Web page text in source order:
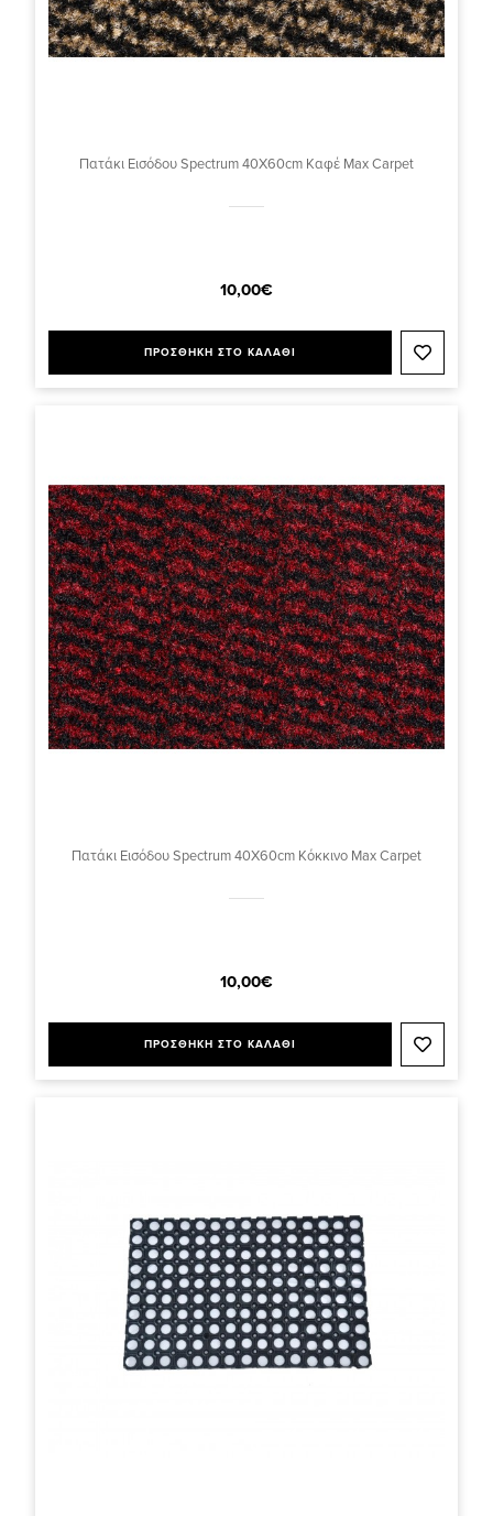
Πατάκι Εισόδου Spectrum 40X60cm Καφέ Max Carpet
10,00€
ΠΡΟΣΘΗΚΗ ΣΤΟ ΚΑΛΑΘΙ
Πατάκι Εισόδου Spectrum 40X60cm Κόκκινο Max Carpet
10,00€
ΠΡΟΣΘΗΚΗ ΣΤΟ ΚΑΛΑΘΙ